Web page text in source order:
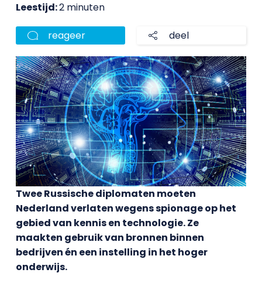
Leestijd:2 minuten
reageer deel
Twee Russische diplomaten moeten
Nederland verlaten wegens spionage op het
gebied van kennis en technologie. Ze
maakten gebruik van bronnen binnen
bedrijven én een instelling in het hoger
onderwijs.